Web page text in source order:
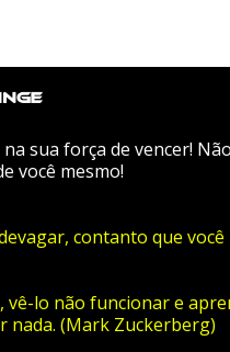
sua força de vencer! Não
você mesmo!
contanto que você
vê-lo não funcionar e
nada. (Mark Zuckerberg)